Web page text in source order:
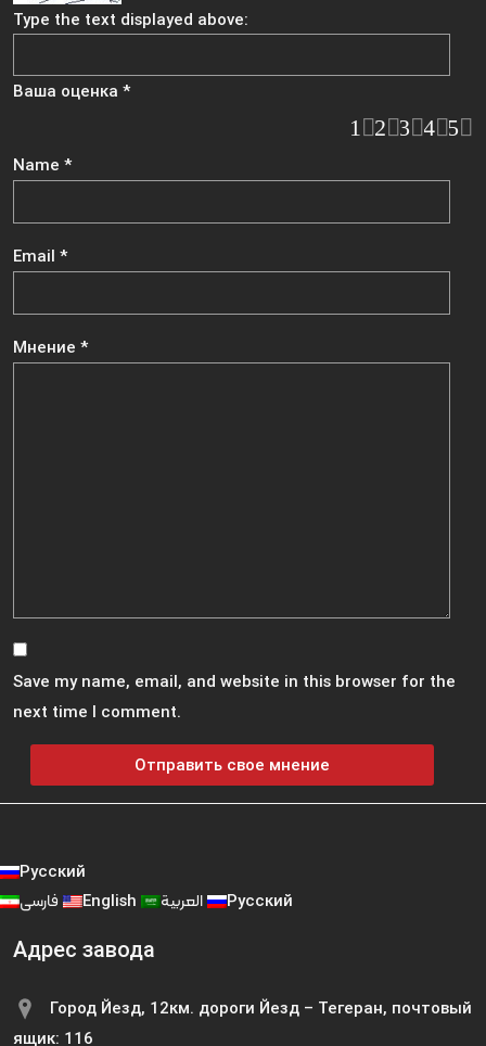
Мнение *
Name *
Email *
Save my name, email, and website in this browser for the
next time I comment.
Type the text displayed above:
Ваша оценка *
5
4
3
2
1
Русский
English Русский
Адрес завода
Город Йезд, 12км. дороги Йезд – Тегеран, почтовый
ящик: 116